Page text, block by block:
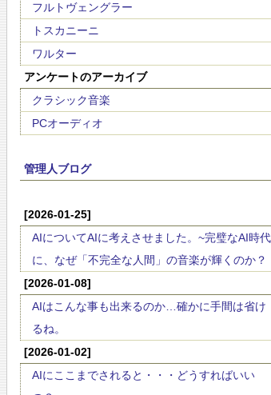
フルトヴェングラー
トスカニーニ
ワルター
アンケートのアーカイブ
クラシック音楽
PCオーディオ
管理人ブログ
[2026-01-25]
AIについてAIに考えさせました。~完璧なAI時代
に、なぜ「不完全な人間」の音楽が輝くのか？
[2026-01-08]
AIはこんな事も出来るのか…確かに手間は省け
るね。
[2026-01-02]
AIにここまでされると・・・どうすればいい